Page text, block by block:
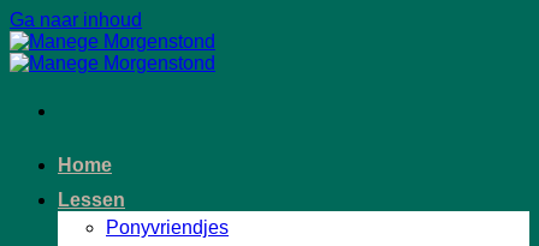
Ga naar inhoud
Home
Lessen
Ponyvriendjes